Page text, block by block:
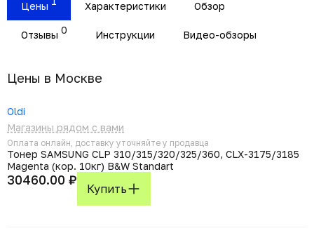
Цены Характеристики Обзор
Отзывы 0 Инструкции Видео-обзоры
Цены в Москвe
Oldi
Магазины рядом с вами
Оплата онлайн, доставку уточняйте у продавца
Тонер SAMSUNG CLP 310/315/320/325/360, CLX-3175/3185
Magenta (кор. 10кг) B&W Standart
30460.00 ₽
Купить